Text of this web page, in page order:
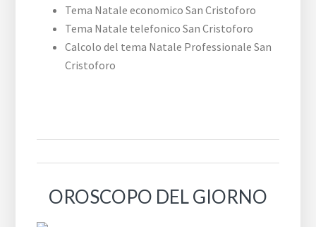
Tema Natale economico San Cristoforo
Tema Natale telefonico San Cristoforo
Calcolo del tema Natale Professionale San
Cristoforo
OROSCOPO DEL GIORNO